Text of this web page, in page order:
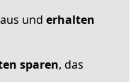
und erhalten
sparen, das